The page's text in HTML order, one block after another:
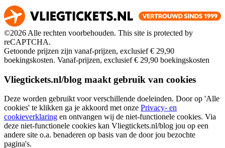
©2026 Alle rechten voorbehouden. This site is protected by
reCAPTCHA.
Getoonde prijzen zijn vanaf-prijzen, exclusief € 29,90
boekingskosten. Vanaf-prijzen, exclusief € 29,90 boekingskosten
Vliegtickets.nl/blog maakt gebruik van cookies
Deze worden gebruikt voor verschillende doeleinden. Door op 'Alle
cookies' te klikken ga je akkoord met onze Privacy- en
cookieverklaring en ontvangen wij de niet-functionele cookies. Via
deze niet-functionele cookies kan Vliegtickets.nl/blog jou op een
andere site o.a. benaderen op basis van de door jou bezochte
pagina's.